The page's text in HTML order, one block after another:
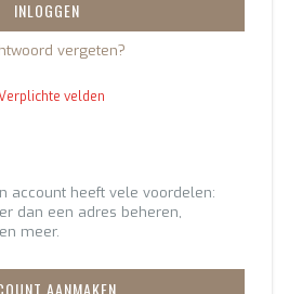
INLOGGEN
vergeten?
account heeft vele voordelen:
dan een adres beheren,
meer.
AANMAKEN